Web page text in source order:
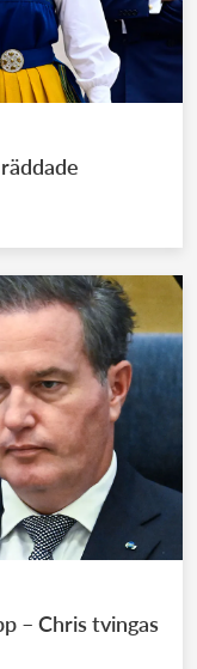
– Chris tvingas